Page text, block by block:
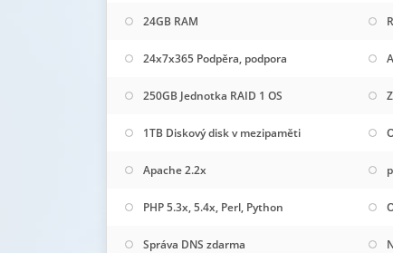
24GB RAM
24x7x365 Podpěra, podpora
250GB Jednotka RAID 1 OS
1TB Diskový disk v mezipaměti
Apache 2.2x
PHP 5.3x, 5.4x, Perl, Python
Správa DNS zdarma